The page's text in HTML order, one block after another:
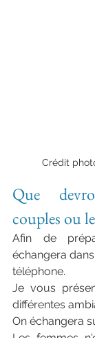
Crédit
Que
couples ou
Afin de
échangera
téléphone.
Je vous
différentes
On échangera